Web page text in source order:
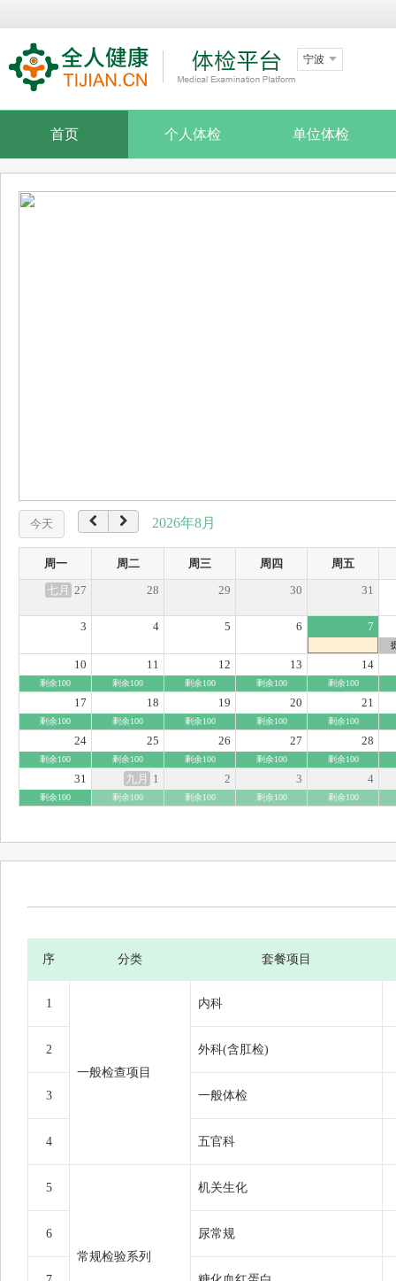
宁波
首页 个人体检 单位体检
今天 2026年8月
周一 周二 周三 周四
周五
七月 27 28 29 30 31
3 4 5 6 7
10
剩余100
11
剩余100
12
剩余100
13
剩余100
14
剩余100
17
剩余100
18
剩余100
19
剩余100
20
剩余100
21
剩余100
24
剩余100
25
剩余100
26
剩余100
27
剩余100
28
剩余100
31
剩余100
九月 1
剩余100
2
剩余100
3
剩余100
4
剩余100
序 分类 套餐项目
1
一般检查项目
内科
2 外科(含肛检)
3 一般体检
4 五官科
5
常规检验系列
机关生化
6 尿常规